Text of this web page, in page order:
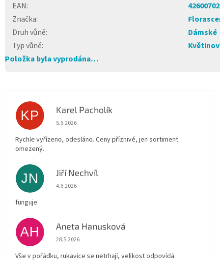
EAN:
Značka:
Druh vůně:
Dámské
Typ vůně:
Položka byla vyprodána…
KP Karel Pacholík
Hodnocení obchodu je 4 z 5 hvězdiček.
5.6.2026
Rychle vyřízeno, odesláno. Ceny příznivé, jen sortiment
omezený.
JN Jiří Nechvíl
Hodnocení obchodu je 5 z 5 hvězdiček.
4.6.2026
funguje.
AH Aneta Hanusková
Hodnocení obchodu je 5 z 5 hvězdiček.
28.5.2026
Vše v pořádku, rukavice se netrhají, velikost odpovídá.